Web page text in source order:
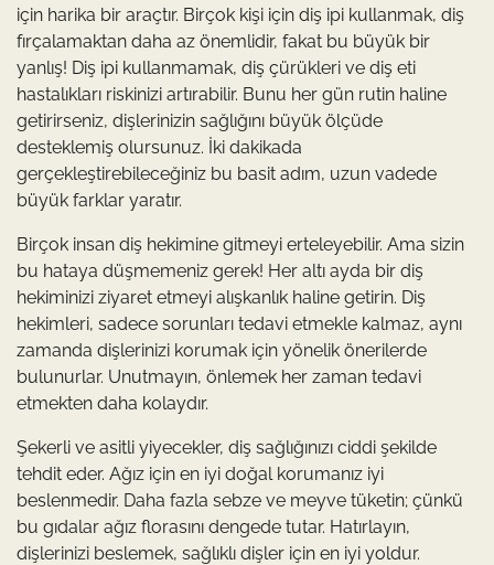
için harika bir araçtır. Birçok kişi için diş ipi kullanmak, diş
fırçalamaktan daha az önemlidir, fakat bu büyük bir
yanlış! Diş ipi kullanmamak, diş çürükleri ve diş eti
hastalıkları riskinizi artırabilir. Bunu her gün rutin haline
getirirseniz, dişlerinizin sağlığını büyük ölçüde
desteklemiş olursunuz. İki dakikada
gerçekleştirebileceğiniz bu basit adım, uzun vadede
büyük farklar yaratır.
Birçok insan diş hekimine gitmeyi erteleyebilir. Ama sizin
bu hataya düşmemeniz gerek! Her altı ayda bir diş
hekiminizi ziyaret etmeyi alışkanlık haline getirin. Diş
hekimleri, sadece sorunları tedavi etmekle kalmaz, aynı
zamanda dişlerinizi korumak için yönelik önerilerde
bulunurlar. Unutmayın, önlemek her zaman tedavi
etmekten daha kolaydır.
Şekerli ve asitli yiyecekler, diş sağlığınızı ciddi şekilde
tehdit eder. Ağız için en iyi doğal korumanız iyi
beslenmedir. Daha fazla sebze ve meyve tüketin; çünkü
bu gıdalar ağız florasını dengede tutar. Hatırlayın,
dişlerinizi beslemek, sağlıklı dişler için en iyi yoldur.